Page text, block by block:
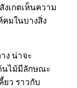
งเกตเห็นความ
มในบางสิ่ง
ง น่าจะ
นไม้มีลักษณะ
ยว ราวกับ